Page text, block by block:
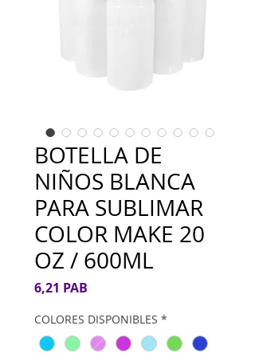
BOTELLA DE
NIÑOS BLANCA
PARA SUBLIMAR
COLOR MAKE 20
OZ / 600ML
6,21 PAB
COLORES DISPONIBLES *